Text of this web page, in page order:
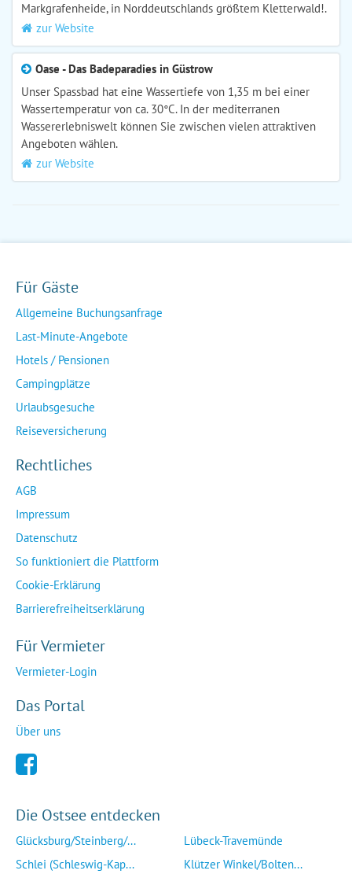
Markgrafenheide, in Norddeutschlands größtem Kletterwald!.
zur Website
Oase - Das Badeparadies in Güstrow
Unser Spassbad hat eine Wassertiefe von 1,35 m bei einer
Wassertemperatur von ca. 30°C. In der mediterranen
Wassererlebniswelt können Sie zwischen vielen attraktiven
Angeboten wählen.
zur Website
Für Gäste
Allgemeine Buchungsanfrage
Last-Minute-Angebote
Hotels / Pensionen
Campingplätze
Urlaubsgesuche
Reiseversicherung
Rechtliches
AGB
Impressum
Datenschutz
So funktioniert die Plattform
Cookie-Erklärung
Barrierefreiheitserklärung
Für Vermieter
Vermieter-Login
Das Portal
Über uns
Die Ostsee entdecken
Glücksburg/Steinberg/...
Schlei (Schleswig-Kap...
Lübeck-Travemünde
Klützer Winkel/Bolten...